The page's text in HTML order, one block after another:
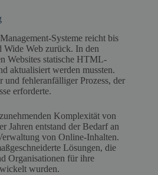
Systeme reicht bis
Wide Web zurück. In den
Websites statische HTML-
aktualisiert werden mussten.
fehleranfälliger Prozess, der
erforderte.
Komplexität von
Jahren entstand der Bedarf an
von Online-Inhalten.
Lösungen, die
Organisationen für ihre
wurden.